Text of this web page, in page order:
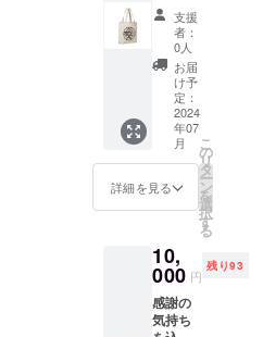
ンカ
原材料
及び添
加物等
の食品
表示は
お届け
商品の
されま
す。 商
必ずお
届けの
リター
ンに貼
付され
5月 ・
原産
国 ：
スリラ
ンカ
・名
称：
ハーブ
ティー
ティー)
・原材
シナモ
ン、ク
ロー
ブ、生
姜、ナ
ABS樹
ロン
コー
ヒーシ
リーズ
の新商
品。 ア
ウトド
アやご
自宅
コー
ヒーを
楽しめ
る コー
ヒード
7cm ・
重量：
1000ml
・保存
方法：
直射日
光を避
け、常
温で保
存。
保存し
お早め
し上が
りくだ
て、お
礼の
メッ
セージ
をお送
りしま
す。 セ
イロン
コー
ヒーを
デザイ
ンした
をご提
供しま
す。 ・
数量：1
点 ・サ
支援
者：
0人
お届
け予
定：
2024
年07
月
詳細を見る
こ
の
リ
タ
ー
ン
を
選
択
す
る
10,
000 円
残り93
感謝の
気持ち